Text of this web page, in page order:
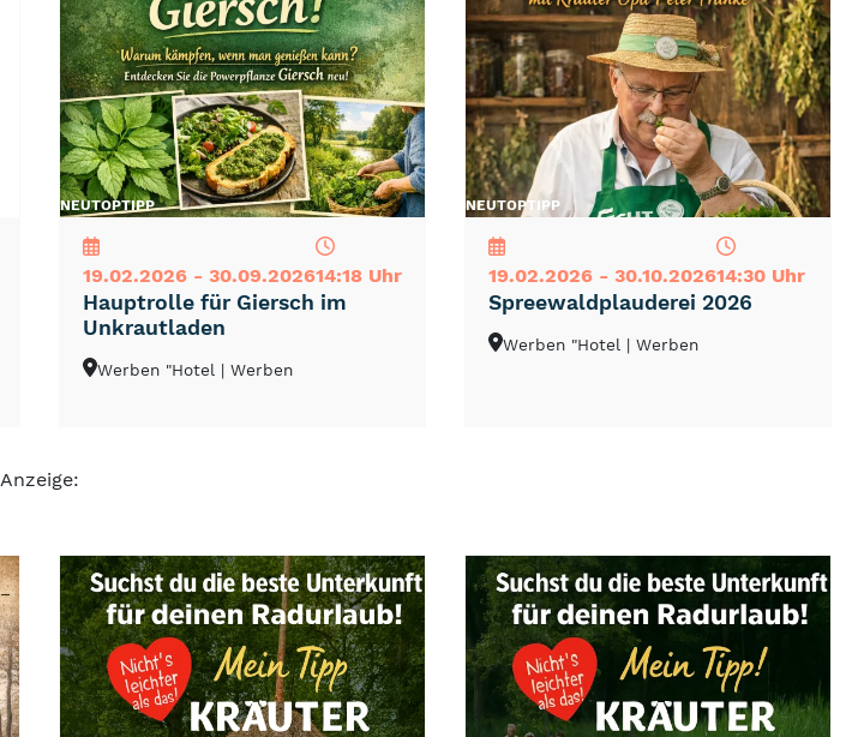
NEUTOPTIPP
19.02.2026 - 30.09.202614:18 Uhr
Hauptrolle für Giersch im
Unkrautladen
Werben "Hotel | Werben
NEUTOPTIPP
19.02.2026 - 30.10.202614:30 Uhr
Spreewaldplauderei 2026
Werben "Hotel | Werben
Anzeige: